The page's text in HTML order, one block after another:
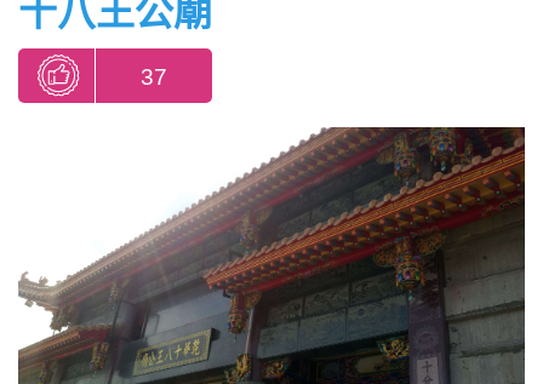
十八王公廟
37